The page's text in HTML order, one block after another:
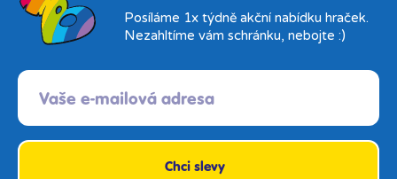
Posíláme 1x týdně akční nabídku hraček.
Nezahltíme vám schránku, nebojte :)
Chci slevy